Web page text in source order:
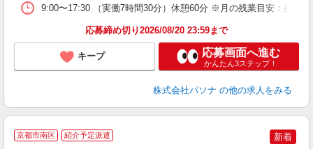
9:00〜17:30 （実働7時間30分）休憩60分 ※月の残業目安：残業
応募締め切り2026/08/20 23:59まで
キープ 応募画面へ進む
かんたん3ステップ！
株式会社パソナ の他の求人をみる
京都市南区 紹介予定派遣 新着